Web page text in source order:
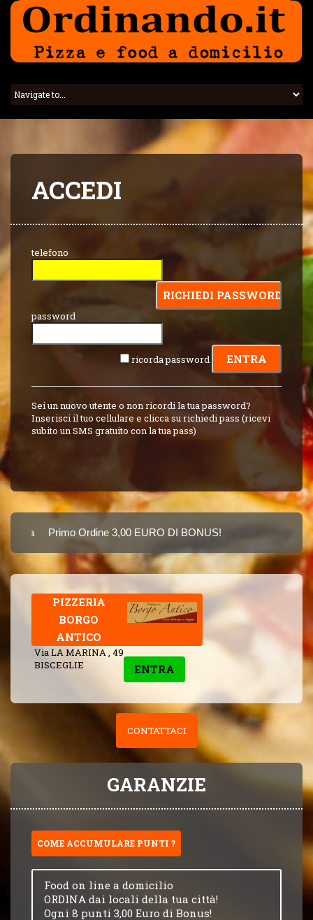
ACCEDI
telefono
password
ricorda password
Sei un nuovo utente o non ricordi la tua password?
Inserisci il tuo cellulare e clicca su richiedi pass (ricevi
subito un SMS gratuito con la tua pass)
Primo Ordine 3,00 EURO DI BONUS!
8 PUNTI 3,00
PIZZERIA
BORGO
ANTICO
Via LA MARINA , 49
BISCEGLIE
ENTRA
CONTATTACI
GARANZIE
COME ACCUMULARE PUNTI ?
Food on line a domicilio
ORDINA dai locali della tua città!
Ogni 8 punti 3,00 Euro di Bonus!